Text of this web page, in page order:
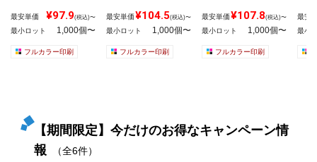
最安単価 ¥97.9(税込)〜
最小ロット 1,000個〜
フルカラー印刷
最安単価¥104.5(税込)〜
最小ロット 1,000個〜
フルカラー印刷
最安単価¥107.8(税込)〜
最小ロット 1,000個〜
フルカラー印刷
最安
最小
【期間限定】今だけのお得なキャンペーン情
報
（全6件）